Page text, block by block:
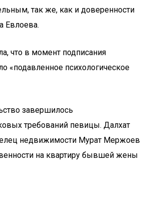
так же, как и доверенности
Евлоева.
что в момент подписания
«подавленное психологическое
завершилось
требований певицы. Далхат
недвижимости Мурат Мержоев
на квартиру бывшей жены